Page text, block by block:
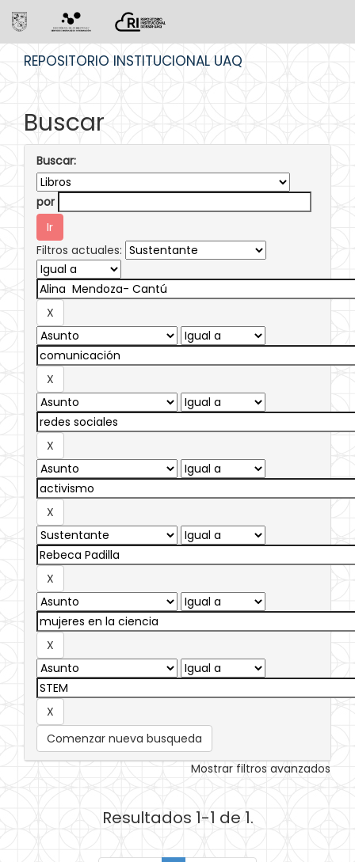
REPOSITORIO INSTITUCIONAL UAQ
Buscar
Buscar:
por
Filtros actuales:
Comenzar nueva busqueda
Mostrar filtros avanzados
Resultados 1-1 de 1.